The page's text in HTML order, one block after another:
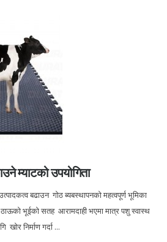
म्याटको उपयोगिता
बढाउन गोठ ब्यबस्थापनको महत्वपूर्ण भूमिका
भूईको सतह आरामदाही भएमा मात्र पशु स्वास्थ
निर्माण गर्दा ...